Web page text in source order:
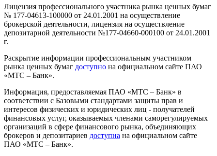
Лицензия профессионального участника рынка ценных бумаг
№ 177-04613-100000 от 24.01.2001 на осуществление
брокерской деятельности, лицензия на осуществление
депозитарной деятельности №177-04660-000100 от 24.01.2001
г.
Раскрытие информации профессиональным участником
рынка ценных бумаг доступно на официальном сайте ПАО
«МТС – Банк».
Информация, предоставляемая ПАО «МТС – Банк» в
соответствии с Базовыми стандартами защиты прав и
интересов физических и юридических лиц - получателей
финансовых услуг, оказываемых членами саморегулируемых
организаций в сфере финансового рынка, объединяющих
брокеров и депозитариев доступна на официальном сайте
ПАО «МТС – Банк».